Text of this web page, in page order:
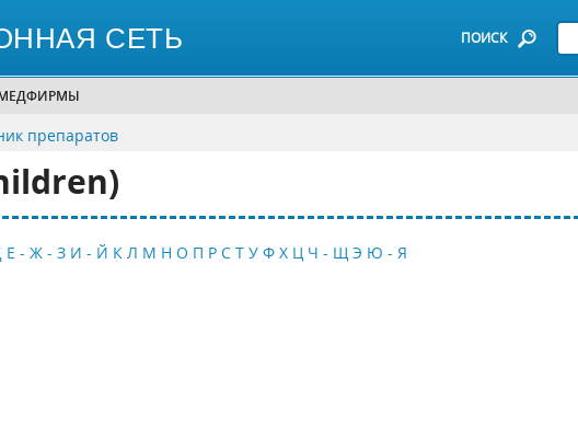
СЕТЬ ПОИСК
препаратов
Е - Ж - З И - Й К Л М Н О П Р С Т У Ф Х Ц Ч - Щ Э Ю - Я